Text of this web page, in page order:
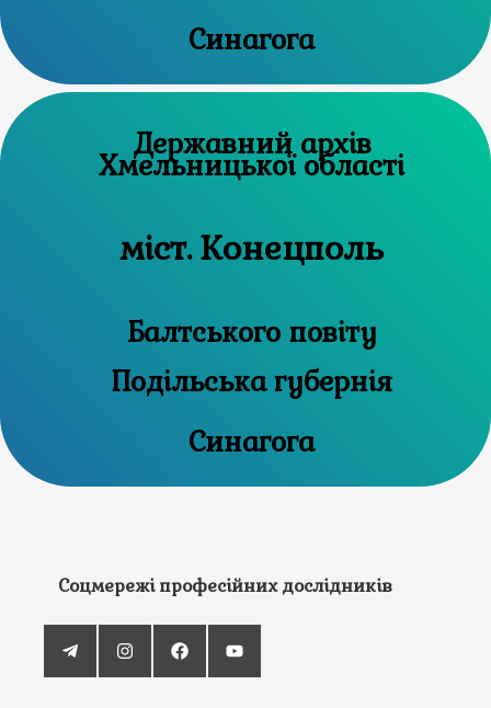
Синагога
Державний архів
Хмельницької області
міст. Конецполь
Балтського повіту
Подільська губернія
Синагога
Соцмережі професійних дослідників